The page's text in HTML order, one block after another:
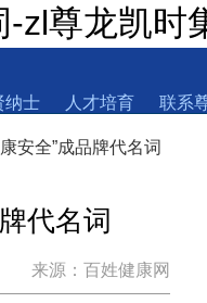
-zl尊龙凯时
纳士 人才培育 联系
安全”成品牌代名词
代名词
来源：百姓健康网